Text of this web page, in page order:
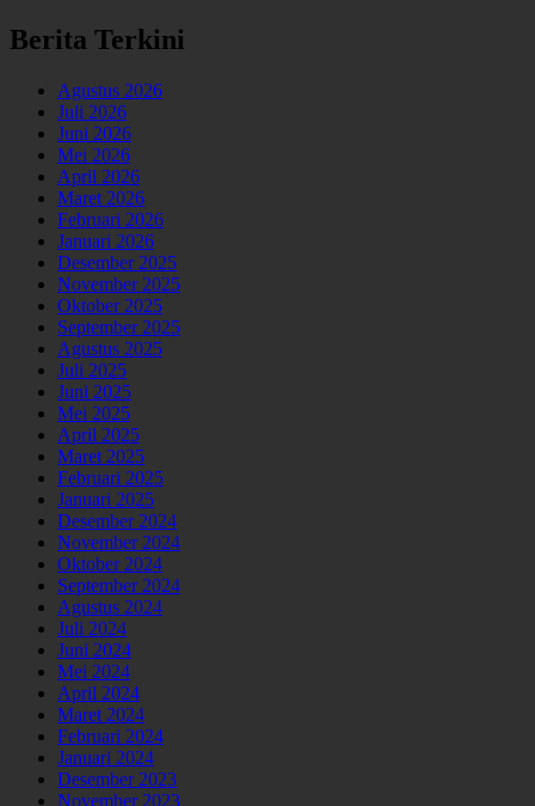
Berita Terkini
Agustus 2026
Juli 2026
Juni 2026
Mei 2026
April 2026
Maret 2026
Februari 2026
Januari 2026
Desember 2025
November 2025
Oktober 2025
September 2025
Agustus 2025
Juli 2025
Juni 2025
Mei 2025
April 2025
Maret 2025
Februari 2025
Januari 2025
Desember 2024
November 2024
Oktober 2024
September 2024
Agustus 2024
Juli 2024
Juni 2024
Mei 2024
April 2024
Maret 2024
Februari 2024
Januari 2024
Desember 2023
November 2023